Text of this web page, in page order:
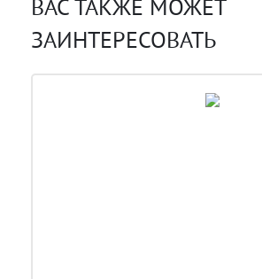
ВАС ТАКЖЕ МОЖЕТ
ЗАИНТЕРЕСОВАТЬ